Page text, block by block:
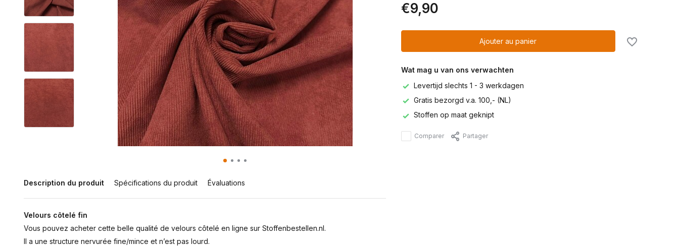
Description du produit Spécifications du produit Évaluations
Velours côtelé fin
Vous pouvez acheter cette belle qualité de velours côtelé en ligne sur Stoffenbestellen.nl.
Il a une structure nervurée fine/mince et n’est pas lourd.
€9,90
Ajouter au panier
Wat mag u van ons verwachten
Levertijd slechts 1 - 3 werkdagen
Gratis bezorgd v.a. 100,- (NL)
Stoffen op maat geknipt
Comparer Partager